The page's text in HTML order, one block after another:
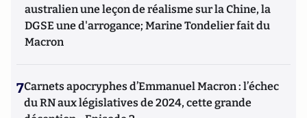
australien une leçon de réalisme sur la Chine, la
DGSE une d'arrogance; Marine Tondelier fait du
Macron
7Carnets apocryphes d’Emmanuel Macron : l’échec
du RN aux législatives de 2024, cette grande